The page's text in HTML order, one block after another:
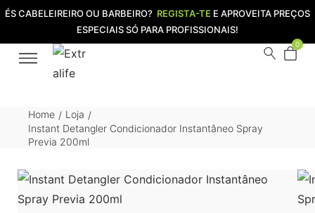
ÉS CABELEIREIRO OU BARBEIRO? REGISTA-TE E APROVEITA PREÇOS
ESPECIAIS SÓ PARA PROFISSIONAIS!
0
Home / Loja /
Instant Detangler Condicionador Instantâneo Spray
Previa 200ml